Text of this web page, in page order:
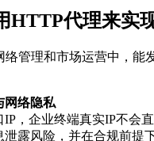
HTTP代理来实
络管理和市场运营中，能
网络隐私
IP，企业终端真实IP不会
泄露风险，并在合规前提